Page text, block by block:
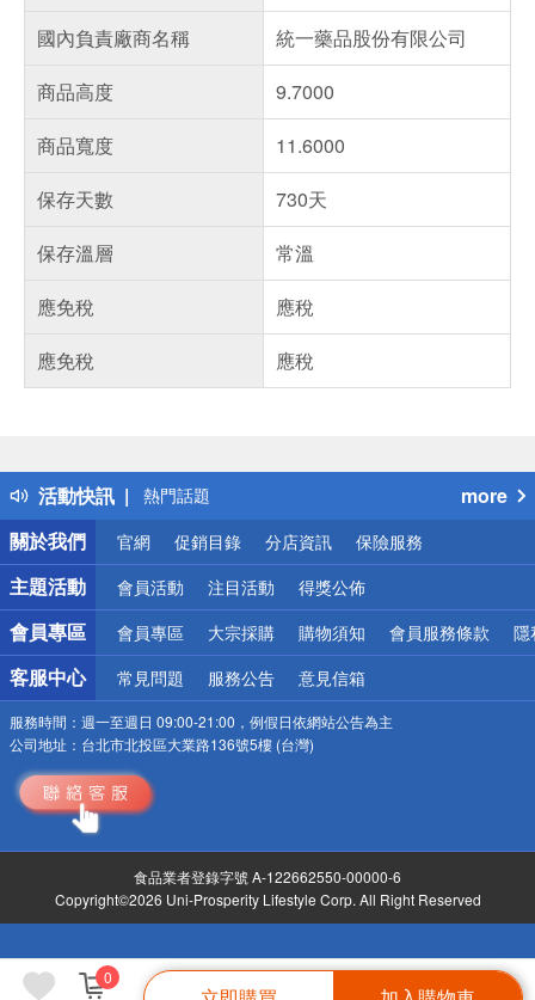
0
國內負責廠商名稱
統一藥品股份有限公司
商品高度
9.7000
商品寬度
11.6000
保存天數
730天
保存溫層
常溫
應免稅
應稅
應免稅
應稅
活動快訊
得獎公告
熱門話題
銀行優惠
偏遠地區配送
詐騙網頁！請小心！
more
關於我們
官網 促銷目錄 分店資訊 保險服務
主題活動 會員活動 注目活動 得獎公佈
會員專區 會員專區 大宗採購 購物須知 會員服務條款 隱
客服中心 常見問題 服務公告 意見信箱
服務時間： 週一至週日 09:00-21:00，例假日依網站公告為主
公司地址： 台北市北投區大業路136號5樓 (台灣)
食品業者登錄字號 A-122662550-00000-6
Copyright©2026 Uni-Prosperity Lifestyle Corp. All Right Reserved